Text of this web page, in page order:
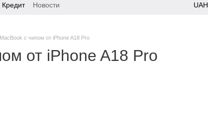
Кредит Новости UAH
с чипом от iPhone A18 Pro
от iPhone A18 Pro